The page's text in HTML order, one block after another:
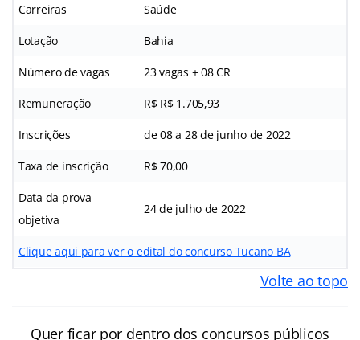
Carreiras Saúde
Lotação Bahia
Número de vagas 23 vagas + 08 CR
Remuneração R$ R$ 1.705,93
Inscrições de 08 a 28 de junho de 2022
Taxa de inscrição R$ 70,00
Data da prova
objetiva
24 de julho de 2022
Clique aqui para ver o edital do concurso Tucano BA
Volte ao topo
Quer ficar por dentro dos concursos públicos